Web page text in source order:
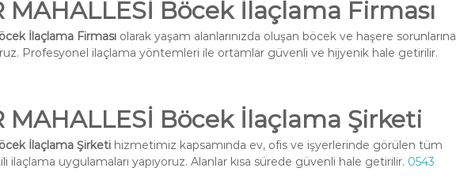
MAHALLESİ Böcek İlaçlama Firması
İlaçlama Firması olarak yaşam alanlarınızda oluşan böcek ve haşere sorunlarına
Profesyonel ilaçlama yöntemleri ile ortamlar güvenli ve hijyenik hale getirilir.
MAHALLESİ Böcek İlaçlama Şirketi
İlaçlama Şirketi hizmetimiz kapsamında ev, ofis ve işyerlerinde görülen tüm
ilaçlama uygulamaları yapıyoruz. Alanlar kısa sürede güvenli hale getirilir. 0543